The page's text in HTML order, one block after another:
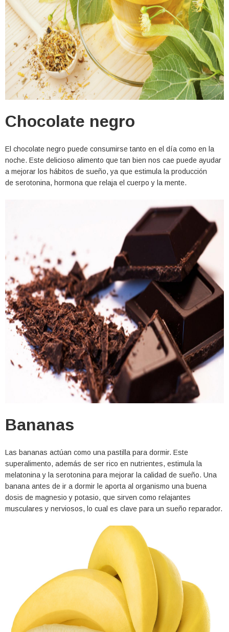
Chocolate negro
El chocolate negro puede consumirse tanto en el día como en la
noche. Este delicioso alimento que tan bien nos cae puede ayudar
a mejorar los hábitos de sueño, ya que estimula la producción
de serotonina, hormona que relaja el cuerpo y la mente.
Bananas
Las bananas actúan como una pastilla para dormir. Este
superalimento, además de ser rico en nutrientes, estimula la
melatonina y la serotonina para mejorar la calidad de sueño. Una
banana antes de ir a dormir le aporta al organismo una buena
dosis de magnesio y potasio, que sirven como relajantes
musculares y nerviosos, lo cual es clave para un sueño reparador.